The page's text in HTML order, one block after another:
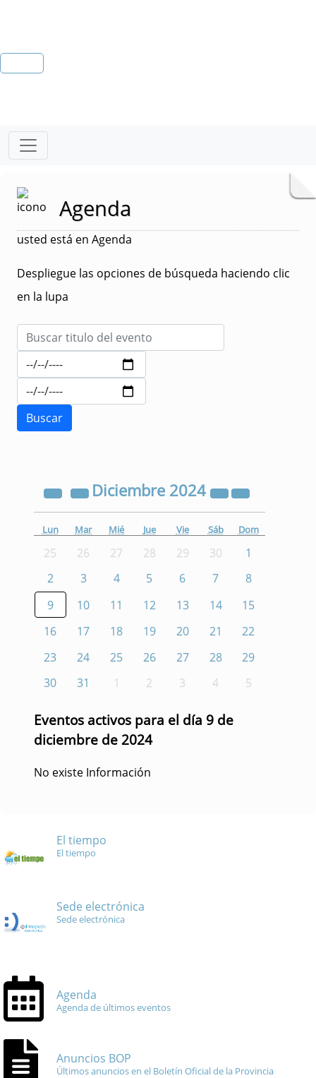
Agenda
usted está en Agenda
Despliegue las opciones de búsqueda haciendo clic
en la lupa
Diciembre 2024
Lun Mar Mié Jue Vie Sáb Dom
25 26 27 28 29 30
1
2
3 4 5 6 7
8
9
10 11 12 13 14
15
16
17 18 19 20 21
22
23
24 25 26 27 28
29
30
31 1 2 3 4 5
Eventos activos para el día 9 de
diciembre de 2024
No existe Información
El tiempo
El tiempo
Sede electrónica
Sede electrónica
Agenda
Agenda de últimos eventos
Anuncios BOP
Últimos anuncios en el Boletín Oficial de la Provincia